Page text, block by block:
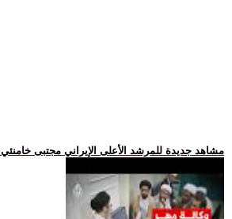
.. مشاهد جديدة للمرشد الأعلى الإيراني مجتبى خامنئي